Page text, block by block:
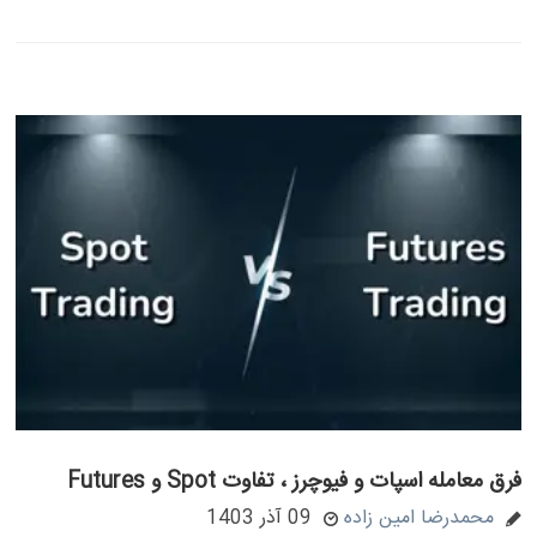
فرق معامله اسپات و فیوچرز ، تفاوت Spot و Futures
محمدرضا امین زاده 09 آذر 1403